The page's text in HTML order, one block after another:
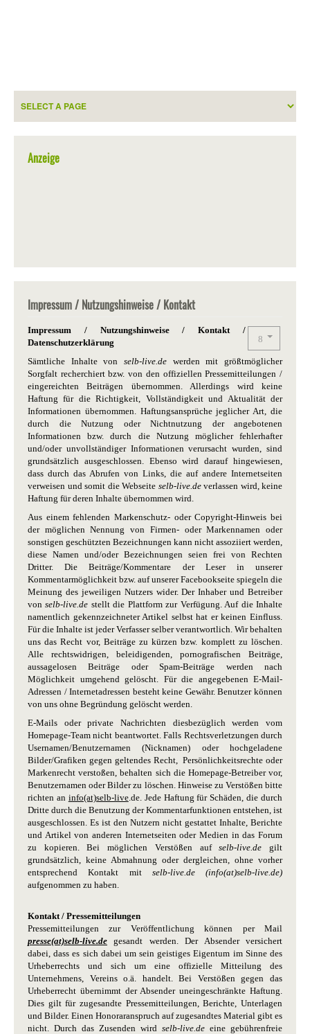
Anzeige
Impressum / Nutzungshinweise / Kontakt
Impressum / Nutzungshinweise / Kontakt /
Datenschutzerklärung
Sämtliche Inhalte von selb-live.de werden mit größtmöglicher
Sorgfalt recherchiert bzw. von den offiziellen Pressemitteilungen /
eingereichten Beiträgen übernommen. Allerdings wird keine
Haftung für die Richtigkeit, Vollständigkeit und Aktualität der
Informationen übernommen. Haftungsansprüche jeglicher Art, die
durch die Nutzung oder Nichtnutzung der angebotenen
Informationen bzw. durch die Nutzung möglicher fehlerhafter
und/oder unvollständiger Informationen verursacht wurden, sind
grundsätzlich ausgeschlossen. Ebenso wird darauf hingewiesen,
dass durch das Abrufen von Links, die auf andere Internetseiten
verweisen und somit die Webseite selb-live.deverlassen wird, keine
Haftung für deren Inhalte übernommen wird.
Aus einem fehlenden Markenschutz- oder Copyright-Hinweis bei
der möglichen Nennung von Firmen- oder Markennamen oder
sonstigen geschützten Bezeichnungen kann nicht assoziiert werden,
diese Namen und/oder Bezeichnungen seien frei von Rechten
Dritter. Die Beiträge/Kommentare der Leser in unserer
Kommentarmöglichkeit bzw. auf unserer Facebookseite spiegeln die
Meinung des jeweiligen Nutzers wider. Der Inhaber und Betreiber
vonselb-live.de stellt die Plattform zur Verfügung. Auf die Inhalte
namentlich gekennzeichneter Artikel selbst hat er keinen Einfluss.
Für die Inhalte ist jeder Verfasser selber verantwortlich. Wir behalten
uns das Recht vor, Beiträge zu kürzen bzw. komplett zu löschen.
Alle rechtswidrigen, beleidigenden, pornografischen Beiträge,
aussagelosen Beiträge oder Spam-Beiträge werden nach
Möglichkeit umgehend gelöscht. Für die angegebenen E-Mail-
Adressen / Internetadressen besteht keine Gewähr. Benutzer können
von uns ohne Begründung gelöscht werden.
E-Mails oder private Nachrichten diesbezüglich werden vom
Homepage-Team nicht beantwortet. Falls Rechtsverletzungen durch
Usernamen/Benutzernamen (Nicknamen) oder hochgeladene
Bilder/Grafiken gegen geltendes Recht, Persönlichkeitsrechte oder
Markenrecht verstoßen, behalten sich die Homepage-Betreiber vor,
Benutzernamen oder Bilder zu löschen. Hinweise zu Verstößen bitte
richten an info(at)selb-live.de. Jede Haftung für Schäden, die durch
Dritte durch die Benutzung der Kommentarfunktionen entstehen, ist
ausgeschlossen. Es ist den Nutzern nicht gestattet Inhalte, Berichte
und Artikel von anderen Internetseiten oder Medien in das Forum
zu kopieren. Bei möglichen Verstößen aufselb-live.de gilt
grundsätzlich, keine Abmahnung oder dergleichen, ohne vorher
entsprechend Kontakt mit selb-live.de (info(at)selb-live.de)
aufgenommen zu haben.
Kontakt / Pressemitteilungen
Pressemitteilungen zur Veröffentlichung können per Mail
presse(at)selb-live.de gesandt werden. Der Absender versichert
dabei, dass es sich dabei um sein geistiges Eigentum im Sinne des
Urheberrechts und sich um eine offizielle Mitteilung des
Unternehmens, Vereins o.ä. handelt. Bei Verstößen gegen das
Urheberrecht übernimmt der Absender uneingeschränkte Haftung.
Dies gilt für zugesandte Pressemitteilungen, Berichte, Unterlagen
und Bilder. Einen Honoraranspruch auf zugesandtes Material gibt es
nicht. Durch das Zusenden wird selb-live.de eine gebührenfreie